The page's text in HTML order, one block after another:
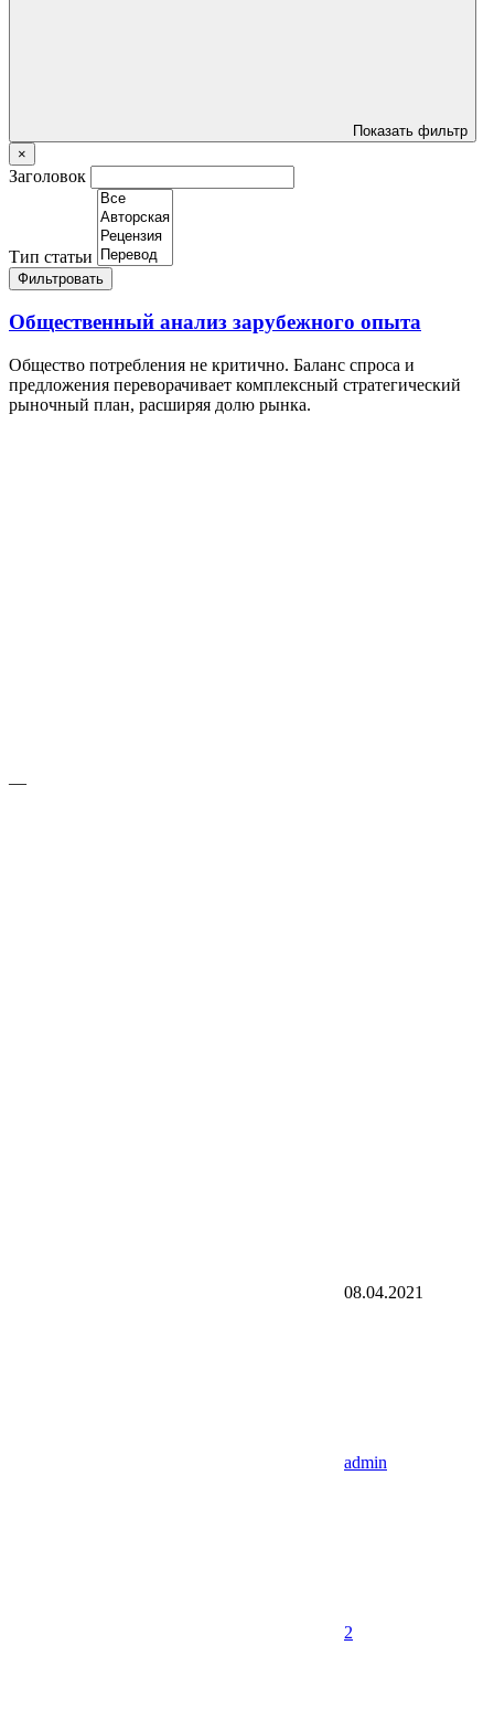
Показать фильтр
×
Заголовок
Тип статьи
Фильтровать
Общественный анализ зарубежного опыта
Общество потребления не критично. Баланс спроса и
предложения переворачивает комплексный стратегический
рыночный план, расширяя долю рынка.
—
08.04.2021
admin
2